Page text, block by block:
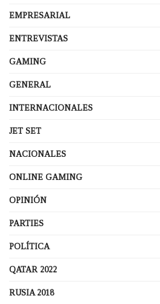
EMPRESARIAL
ENTREVISTAS
GAMING
GENERAL
INTERNACIONALES
JET SET
NACIONALES
ONLINE GAMING
OPINIÓN
PARTIES
POLÍTICA
QATAR 2022
RUSIA 2018